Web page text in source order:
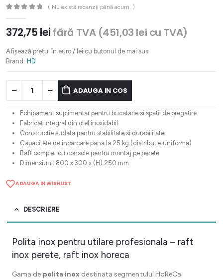
( Nu există recenzii până acum. )
372,75 lei fără TVA (451,03 lei cu TVA)
Afișează prețul în euro / lei cu butonul de mai sus
Brand: HD
ADAUGA IN COS
Echipament suplimentar pentru bucatarie si spatii de pregatire
Fabricat integral din otel inoxidabil
Constructie sudata pentru stabilitate si durabilitate
Capacitate de incarcare pana la 25 kg (distributie uniforma)
Raft complet cu console pentru montaj pe perete
Dimensiuni: 800 x 300 x (H) 250 mm
ADAUGA IN WISHLIST
DESCRIERE
Polita inox pentru utilare profesionala – raft
inox perete, raft inox horeca
Gama de polita inox destinata segmentului HoReCa